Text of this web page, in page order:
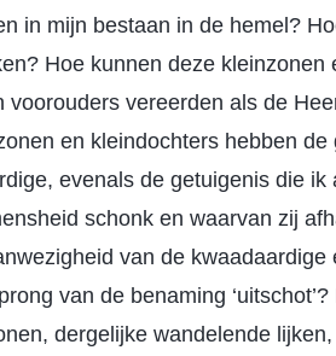
in mijn bestaan in de hemel?
Hoe kunnen deze kleinzonen
vereerden als de
en kleindochters hebben de
evenals de getuigenis die ik
schonk en waarvan zij
van de kwaadaardige
van de benaming ‘uitschot’?
dergelijke wandelende